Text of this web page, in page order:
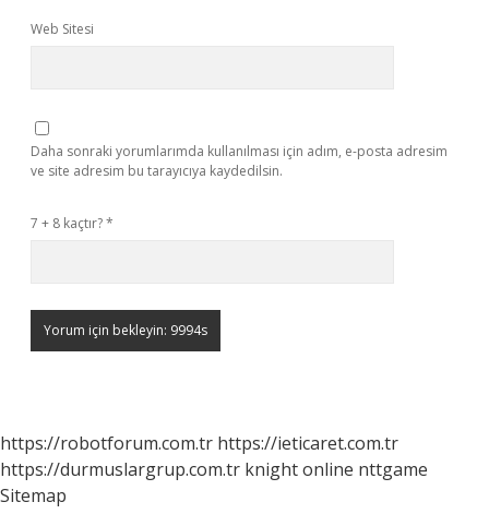
Web Sitesi
Daha sonraki yorumlarımda kullanılması için adım, e-posta adresim
ve site adresim bu tarayıcıya kaydedilsin.
7 + 8 kaçtır?*
https://robotforum.com.tr https://ieticaret.com.tr
https://durmuslargrup.com.tr knight online nttgame
Sitemap